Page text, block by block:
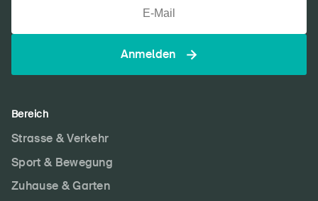
Anmelden
Bereich
Strasse & Verkehr
Sport & Bewegung
Zuhause & Garten